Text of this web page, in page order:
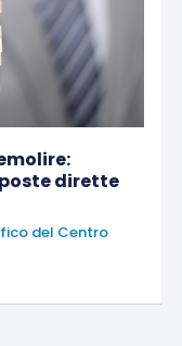
dirette
del Centro